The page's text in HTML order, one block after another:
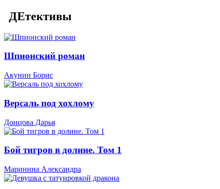
ДЕтективы
Шпионский роман
Акунин Борис
Версаль под хохлому
Донцова Дарья
Бой тигров в долине. Том 1
Маринина Александра